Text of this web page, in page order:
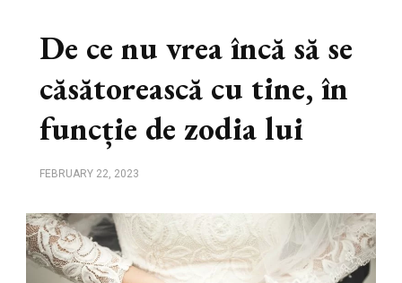
De ce nu vrea încă să se
căsătorească cu tine, în
funcție de zodia lui
FEBRUARY 22, 2023